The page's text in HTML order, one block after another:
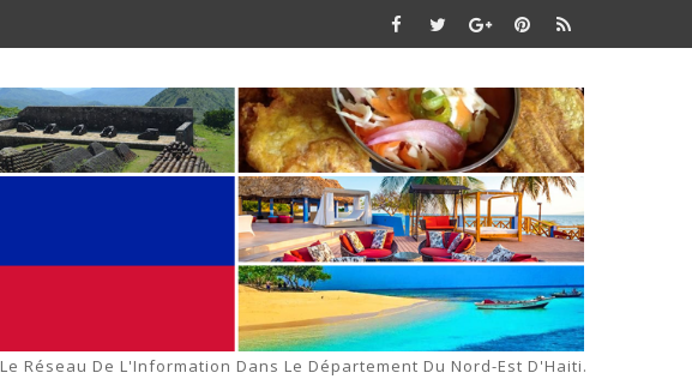
Le Réseau De L'Information Dans Le Département Du Nord-Est D'Haiti.